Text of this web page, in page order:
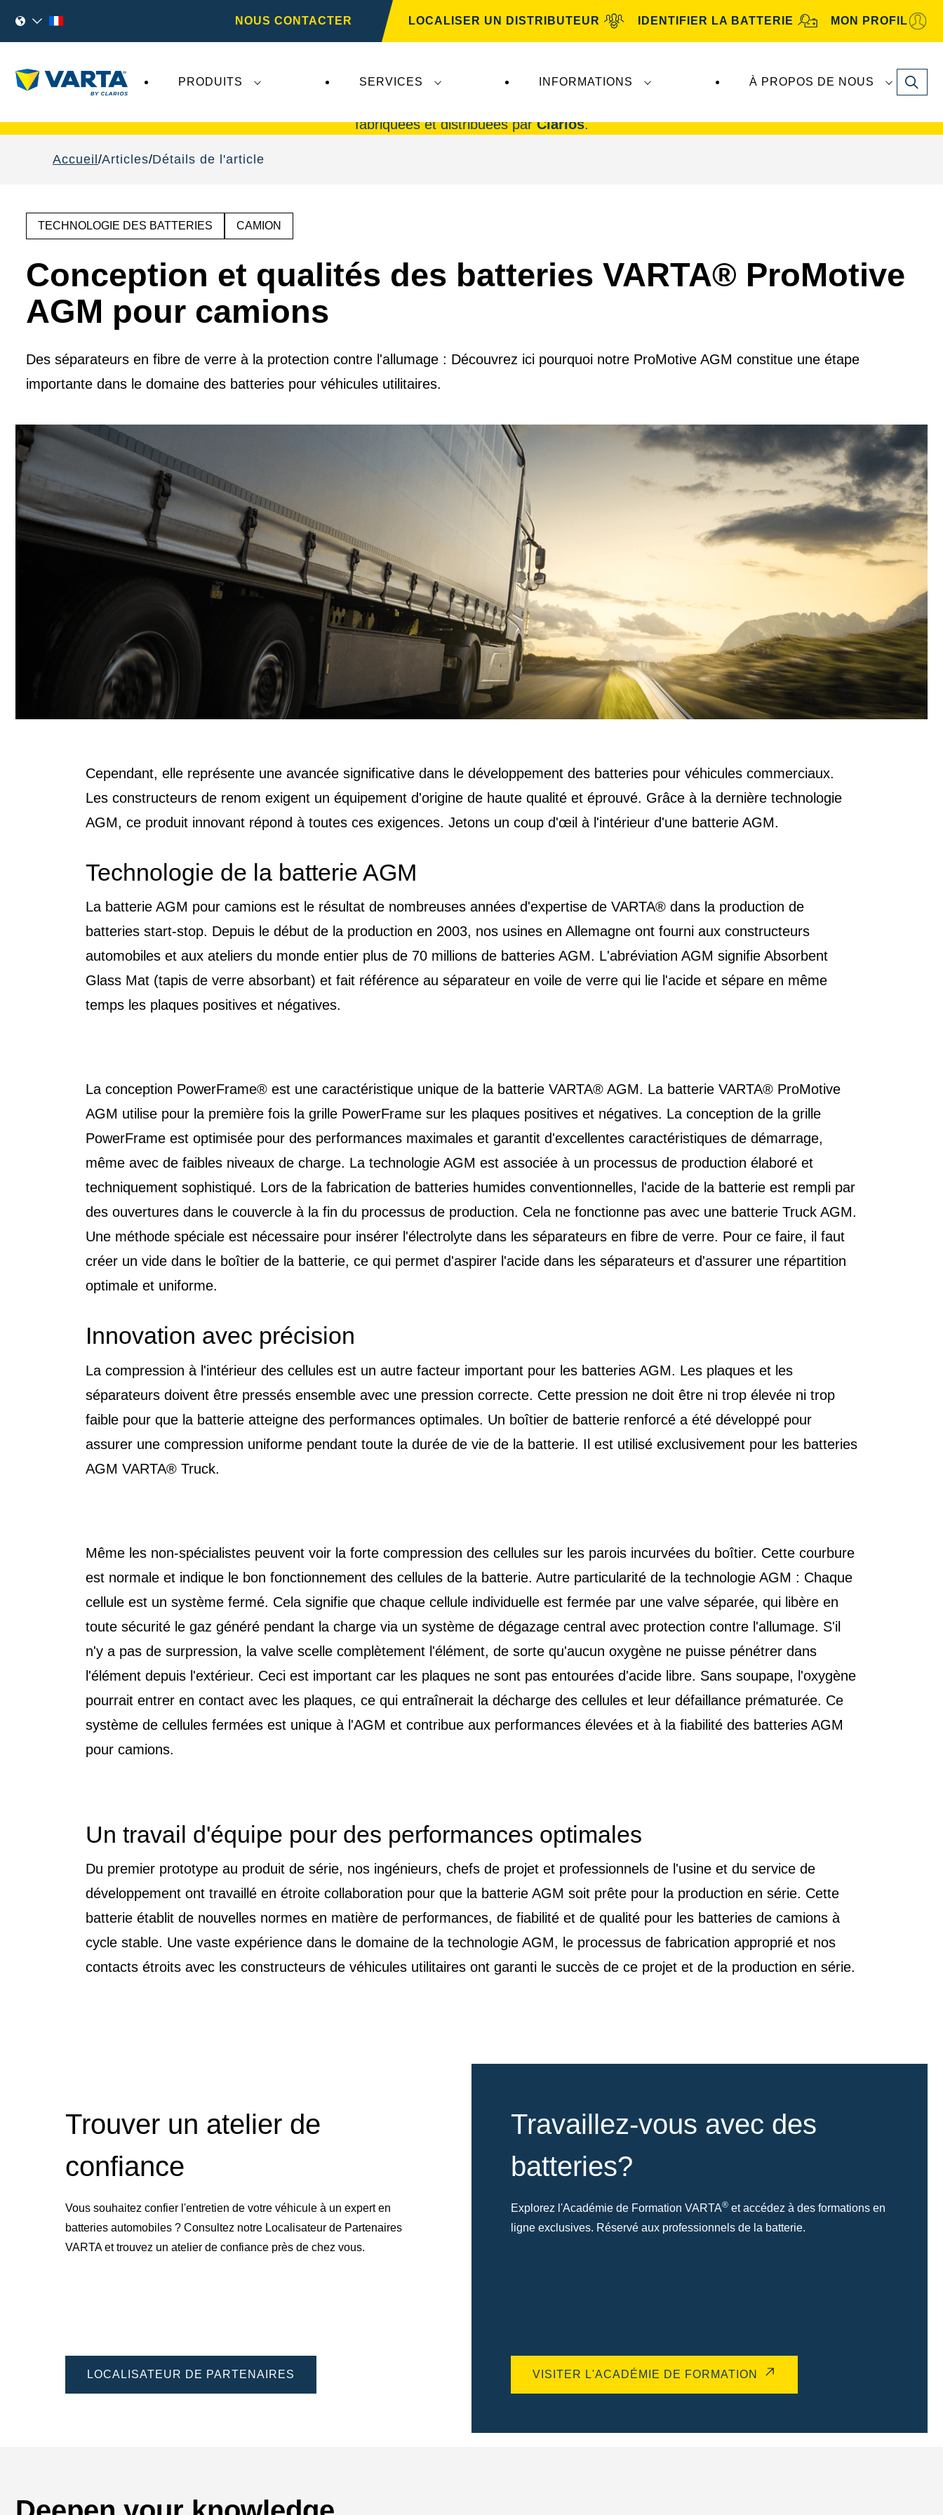
NOUS CONTACTER LOCALISER UN DISTRIBUTEUR IDENTIFIER LA BATTERIE MON PROFIL
PRODUITS SERVICES INFORMATIONS À PROPOS DE NOUS Search
fabriquées et distribuées parClarios.
Accueil Articles Détails de l'article
TECHNOLOGIE DES BATTERIES CAMION
Conception et qualités des batteries VARTA® ProMotive
AGM pour camions
Des séparateurs en fibre de verre à la protection contre l'allumage : Découvrez ici pourquoi notre ProMotive AGM constitue une étape
importante dans le domaine des batteries pour véhicules utilitaires.
Cependant, elle représente une avancée significative dans le développement des batteries pour véhicules commerciaux.
Les constructeurs de renom exigent un équipement d'origine de haute qualité et éprouvé. Grâce à la dernière technologie
AGM, ce produit innovant répond à toutes ces exigences. Jetons un coup d'œil à l'intérieur d'une batterie AGM.
Technologie de la batterie AGM
La batterie AGM pour camions est le résultat de nombreuses années d'expertise de VARTA® dans la production de
batteries start-stop. Depuis le début de la production en 2003, nos usines en Allemagne ont fourni aux constructeurs
automobiles et aux ateliers du monde entier plus de 70 millions de batteries AGM. L'abréviation AGM signifie Absorbent
Glass Mat (tapis de verre absorbant) et fait référence au séparateur en voile de verre qui lie l'acide et sépare en même
temps les plaques positives et négatives.
La conception PowerFrame® est une caractéristique unique de la batterie VARTA® AGM. La batterie VARTA® ProMotive
AGM utilise pour la première fois la grille PowerFrame sur les plaques positives et négatives. La conception de la grille
PowerFrame est optimisée pour des performances maximales et garantit d'excellentes caractéristiques de démarrage,
même avec de faibles niveaux de charge. La technologie AGM est associée à un processus de production élaboré et
techniquement sophistiqué. Lors de la fabrication de batteries humides conventionnelles, l'acide de la batterie est rempli par
des ouvertures dans le couvercle à la fin du processus de production. Cela ne fonctionne pas avec une batterie Truck AGM.
Une méthode spéciale est nécessaire pour insérer l'électrolyte dans les séparateurs en fibre de verre. Pour ce faire, il faut
créer un vide dans le boîtier de la batterie, ce qui permet d'aspirer l'acide dans les séparateurs et d'assurer une répartition
optimale et uniforme.
Innovation avec précision
La compression à l'intérieur des cellules est un autre facteur important pour les batteries AGM. Les plaques et les
séparateurs doivent être pressés ensemble avec une pression correcte. Cette pression ne doit être ni trop élevée ni trop
faible pour que la batterie atteigne des performances optimales. Un boîtier de batterie renforcé a été développé pour
assurer une compression uniforme pendant toute la durée de vie de la batterie. Il est utilisé exclusivement pour les batteries
AGM VARTA® Truck.
Même les non-spécialistes peuvent voir la forte compression des cellules sur les parois incurvées du boîtier. Cette courbure
est normale et indique le bon fonctionnement des cellules de la batterie. Autre particularité de la technologie AGM : Chaque
cellule est un système fermé. Cela signifie que chaque cellule individuelle est fermée par une valve séparée, qui libère en
toute sécurité le gaz généré pendant la charge via un système de dégazage central avec protection contre l'allumage. S'il
n'y a pas de surpression, la valve scelle complètement l'élément, de sorte qu'aucun oxygène ne puisse pénétrer dans
l'élément depuis l'extérieur. Ceci est important car les plaques ne sont pas entourées d'acide libre. Sans soupape, l'oxygène
pourrait entrer en contact avec les plaques, ce qui entraînerait la décharge des cellules et leur défaillance prématurée. Ce
système de cellules fermées est unique à l'AGM et contribue aux performances élevées et à la fiabilité des batteries AGM
pour camions.
Un travail d'équipe pour des performances optimales
Du premier prototype au produit de série, nos ingénieurs, chefs de projet et professionnels de l'usine et du service de
développement ont travaillé en étroite collaboration pour que la batterie AGM soit prête pour la production en série. Cette
batterie établit de nouvelles normes en matière de performances, de fiabilité et de qualité pour les batteries de camions à
cycle stable. Une vaste expérience dans le domaine de la technologie AGM, le processus de fabrication approprié et nos
contacts étroits avec les constructeurs de véhicules utilitaires ont garanti le succès de ce projet et de la production en série.
Trouver un atelier de
confiance
Vous souhaitez confier l'entretien de votre véhicule à un expert en
batteries automobiles ? Consultez notre Localisateur de Partenaires
VARTA et trouvez un atelier de confiance près de chez vous.
LOCALISATEUR DE PARTENAIRES
Travaillez-vous avec des
batteries?
Explorez l'Académie de Formation VARTA® et accédez à des formations en
ligne exclusives. Réservé aux professionnels de la batterie.
VISITER L'ACADÉMIE DE FORMATION